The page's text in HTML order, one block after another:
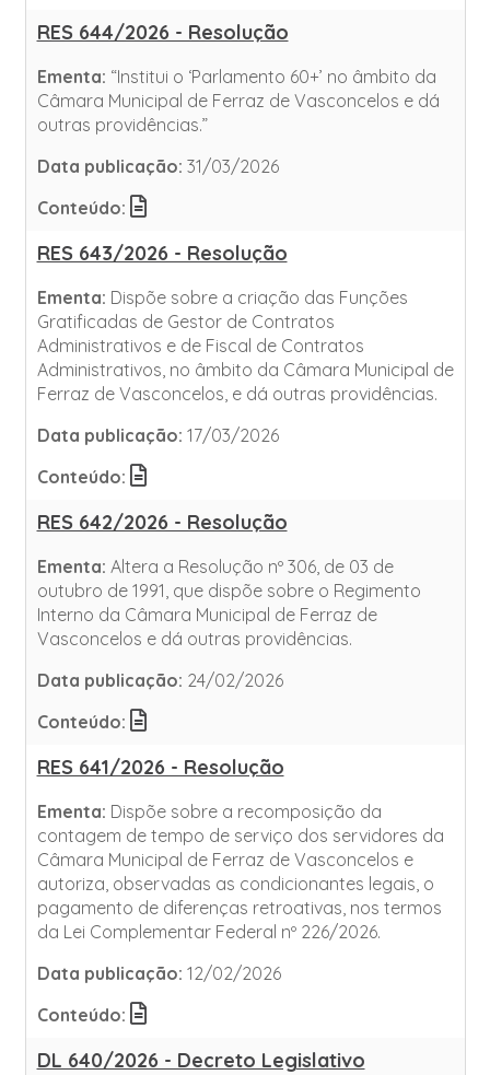
RES 644/2026 - Resolução
Ementa: “Institui o ‘Parlamento 60+’ no âmbito da
Câmara Municipal de Ferraz de Vasconcelos e dá
outras providências.”
Data publicação: 31/03/2026
Conteúdo:
RES 643/2026 - Resolução
Ementa: Dispõe sobre a criação das Funções
Gratificadas de Gestor de Contratos
Administrativos e de Fiscal de Contratos
Administrativos, no âmbito da Câmara Municipal de
Ferraz de Vasconcelos, e dá outras providências.
Data publicação: 17/03/2026
Conteúdo:
RES 642/2026 - Resolução
Ementa: Altera a Resolução nº 306, de 03 de
outubro de 1991, que dispõe sobre o Regimento
Interno da Câmara Municipal de Ferraz de
Vasconcelos e dá outras providências.
Data publicação: 24/02/2026
Conteúdo:
RES 641/2026 - Resolução
Ementa: Dispõe sobre a recomposição da
contagem de tempo de serviço dos servidores da
Câmara Municipal de Ferraz de Vasconcelos e
autoriza, observadas as condicionantes legais, o
pagamento de diferenças retroativas, nos termos
da Lei Complementar Federal nº 226/2026.
Data publicação: 12/02/2026
Conteúdo:
DL 640/2026 - Decreto Legislativo